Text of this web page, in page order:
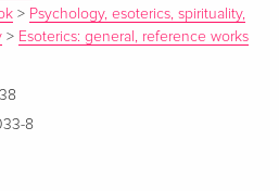
den Schmananismus, sich
persönlichen Krise zu
Frieden und tiefer
> Psychology, esoterics, spirituality,
> Esoterics: general, reference works
8